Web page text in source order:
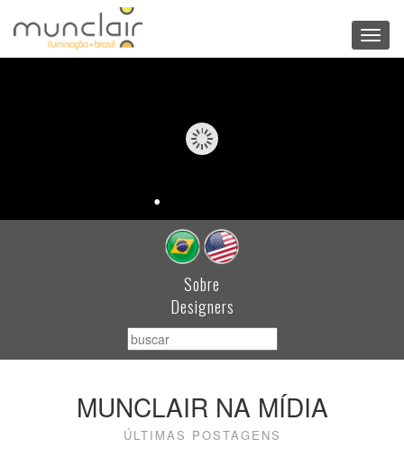
Sobre
Designers
MUNCLAIR NA MÍDIA
ÚLTIMAS POSTAGENS